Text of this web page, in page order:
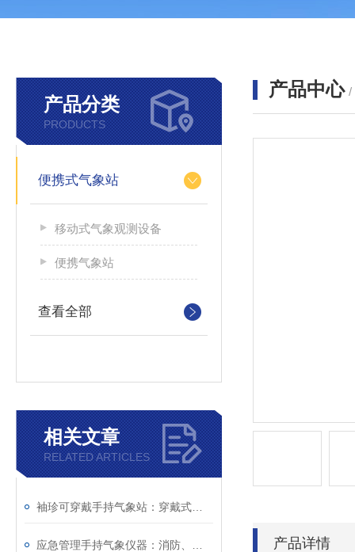
产品分类
PRODUCTS
便携式气象站
移动式气象观测设备
便携气象站
查看全部
相关文章
RELATED ARTICLES
产品中心 /
产品详情